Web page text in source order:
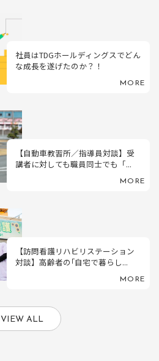
社員はTDGホールディングスでどん
な成長を遂げたのか？！
MORE
【自動車教習所／指導員対談】受
講者に対しても職員同士でも「...
MORE
【訪問看護リハビリステーション
対談】高齢者の｢自宅で暮らし...
MORE
VIEW ALL